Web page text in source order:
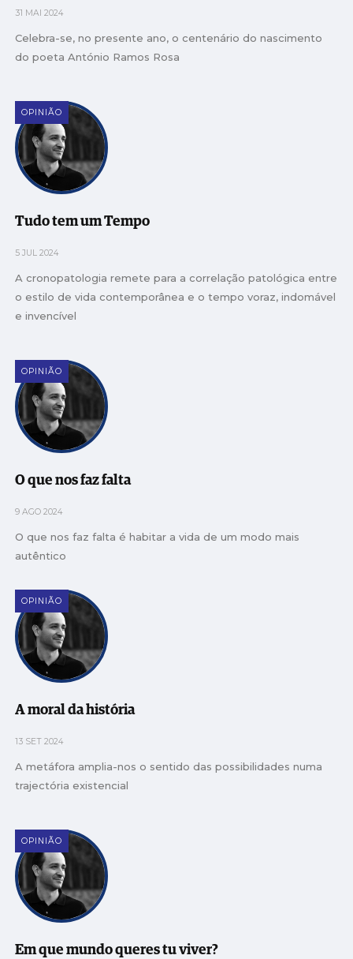
31 MAI 2024
Celebra-se, no presente ano, o centenário do nascimento
do poeta António Ramos Rosa
OPINIÃO
Tudo tem um Tempo
5 JUL 2024
A cronopatologia remete para a correlação patológica entre
o estilo de vida contemporânea e o tempo voraz, indomável
e invencível
OPINIÃO
O que nos faz falta
9 AGO 2024
O que nos faz falta é habitar a vida de um modo mais
autêntico
OPINIÃO
A moral da história
13 SET 2024
A metáfora amplia-nos o sentido das possibilidades numa
trajectória existencial
OPINIÃO
Em que mundo queres tu viver?